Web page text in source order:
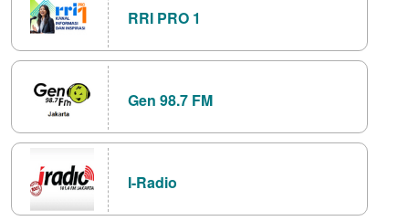
RRI PRO 1
Gen 98.7 FM
I-Radio